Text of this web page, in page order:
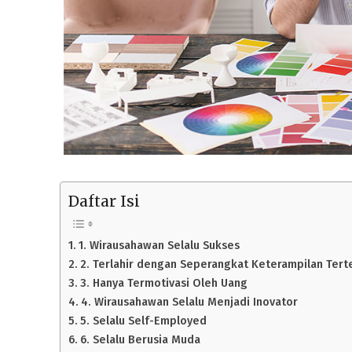
Daftar Isi
1. Wirausahawan Selalu Sukses
2. Terlahir dengan Seperangkat Keterampilan
3. Hanya Termotivasi Oleh Uang
4. Wirausahawan Selalu Menjadi Inovator
5. Selalu Self-Employed
6. Selalu Berusia Muda